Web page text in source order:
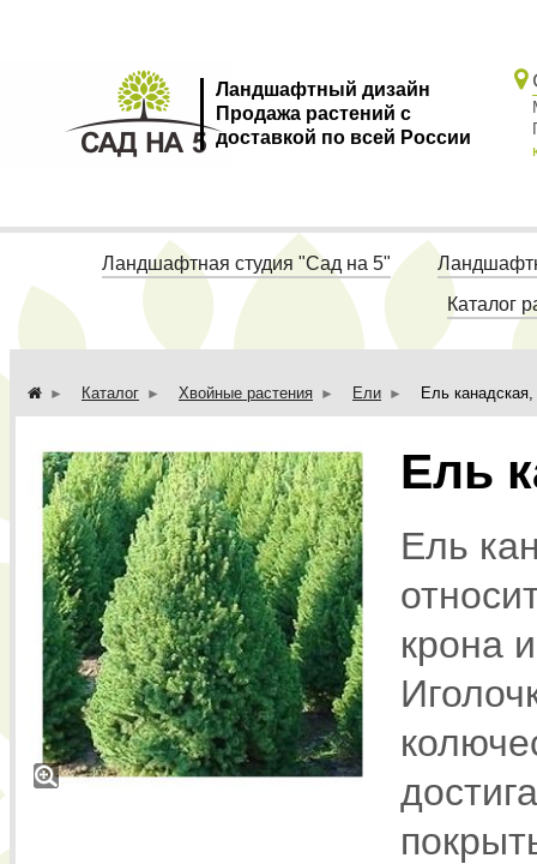
Ландшафтный дизайн
Продажа растений с
доставкой по всей России
Ландшафтная студия "Сад на 5"
Каталог
Каталог Хвойные растения Ели Ель канадская,
Ель
Ель
крона